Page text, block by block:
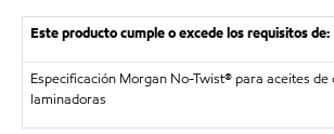
Este producto cumple o excede los requisitos de:
Especificación Morgan No-Twist® para aceites de
laminadoras